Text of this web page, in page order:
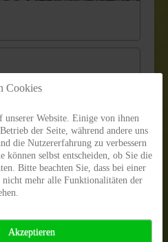
Cookies
unserer Website. Einige von ihnen
der Seite, während andere uns
die Nutzererfahrung zu verbessern
können selbst entscheiden, ob Sie die
Bitte beachten Sie, dass bei einer
mehr alle Funktionalitäten der
Akzeptieren